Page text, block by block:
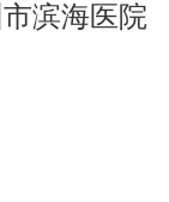
滨海医院